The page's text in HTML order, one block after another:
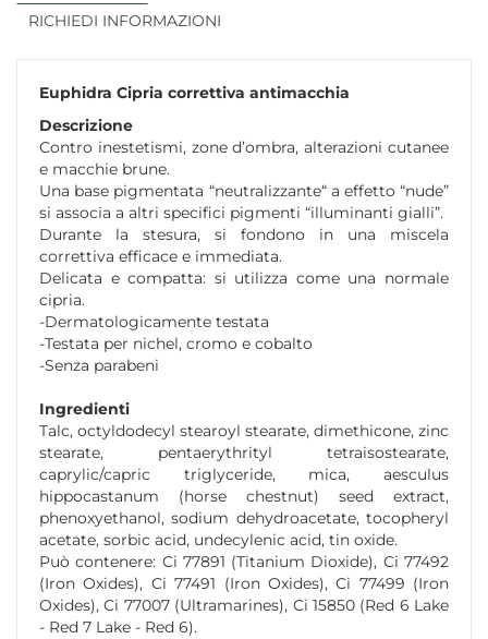
RICHIEDI INFORMAZIONI
Euphidra Cipria correttiva antimacchia
Descrizione
Contro inestetismi, zone d’ombra, alterazioni cutanee
e macchie brune.
Una base pigmentata “neutralizzante“ a effetto “nude”
si associa a altri specifici pigmenti “illuminanti gialli”.
Durante la stesura, si fondono in una miscela
correttiva efficace e immediata.
Delicata e compatta: si utilizza come una normale
cipria.
-Dermatologicamente testata
-Testata per nichel, cromo e cobalto
-Senza parabeni
Ingredienti
Talc, octyldodecyl stearoyl stearate, dimethicone, zinc
stearate, pentaerythrityl tetraisostearate,
caprylic/capric triglyceride, mica, aesculus
hippocastanum (horse chestnut) seed extract,
phenoxyethanol, sodium dehydroacetate, tocopheryl
acetate, sorbic acid, undecylenic acid, tin oxide.
Può contenere: Ci 77891 (Titanium Dioxide), Ci 77492
(Iron Oxides), Ci 77491 (Iron Oxides), Ci 77499 (Iron
Oxides), Ci 77007 (Ultramarines), Ci 15850 (Red 6 Lake
- Red 7 Lake - Red 6).